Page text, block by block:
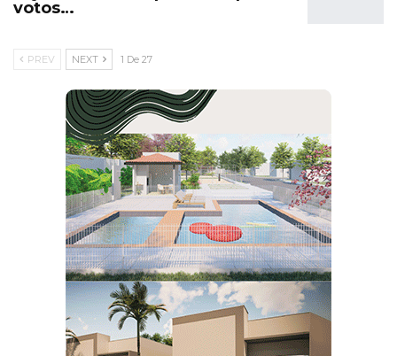
votos…
PREV NEXT 1 De 27